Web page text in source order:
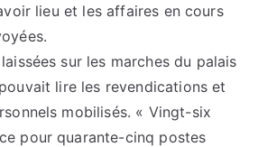
lieu et les affaires en cours
sur les marches du palais
lire les revendications et
mobilisés. « Vingt-six
pour quarante-cinq postes